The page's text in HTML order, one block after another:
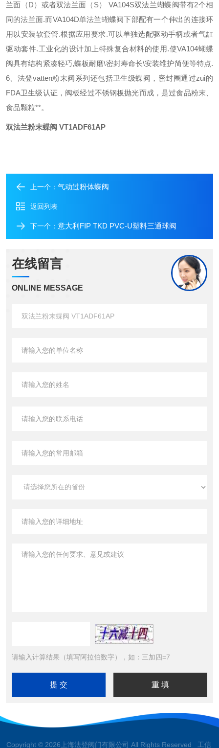
兰面（D）或者双法兰面（ S） VA104S双法兰蝴蝶阀带有2个相
同的法兰面.而VA104D单法兰蝴蝶阀下部配有一个伸出的连接环
用以安装软套管.根据应用要求.可以单独选配驱动手柄或者气缸
驱动套件.工业化的设计加上特殊复合材料的使用.使VA104蝴蝶
阀具有结构紧凑轻巧,蝶板耐磨\密封寿命长\安装维护简便等特点.
6 、法登vatten粉末阀系列还包括卫生级蝶阀，密封圈通过zui的
FDA卫生级认证，阀板经过不锈钢板抛光而成，是过食品粉末、
食品颗粒**。
双法兰粉末蝶阀 VT1ADF61AP
上一个： 气动过粉体蝶阀
返回列表
下一个： 意大利FIP TKD PVC-U塑料三通球阀
在线留言
ONLINE MESSAGE
请输入计算结果（填写阿拉伯数字），如：三加四=7
Copyright © 2026上海法登阀门有限公司 All Rights Reserved 工信